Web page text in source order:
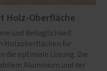
Holz-Oberfläche
und Behaglichkeit
Holzoberflächen für
die optimale Lösung. Die
Aluminium und der